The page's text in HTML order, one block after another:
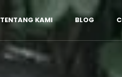
TENTANG KAMI BLOG